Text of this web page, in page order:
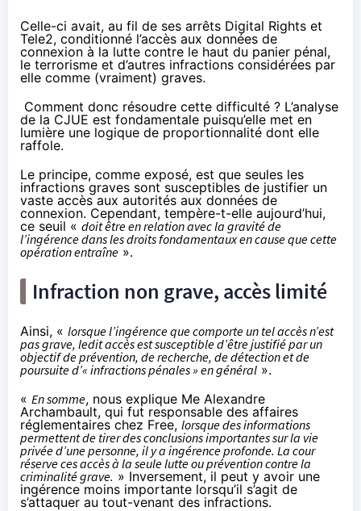
Celle-ci avait, au fil de ses arrêts Digital Rights et
Tele2, conditionné l’accès aux données de
connexion à la lutte contre le haut du panier pénal,
le terrorisme et d’autres infractions considérées par
elle comme (vraiment) graves.
Comment donc résoudre cette difficulté ? L’analyse
de la CJUE est fondamentale puisqu’elle met en
lumière une logique de proportionnalité dont elle
raffole.
Le principe, comme exposé, est que seules les
infractions graves sont susceptibles de justifier un
vaste accès aux autorités aux données de
connexion. Cependant, tempère-t-elle aujourd’hui,
ce seuil « doit être en relation avec la gravité de
l’ingérence dans les droits fondamentaux en cause que cette
opération entraîne ».
Infraction non grave, accès limité
Ainsi, « lorsque l’ingérence que comporte un tel accès n’est
pas grave, ledit accès est susceptible d’être justifié par un
objectif de prévention, de recherche, de détection et de
poursuite d’« infractions pénales » en général ».
« En somme, nous explique Me Alexandre
Archambault, qui fut responsable des affaires
réglementaires chez Free, lorsque des informations
permettent de tirer des conclusions importantes sur la vie
privée d’une personne, il y a ingérence profonde. La cour
réserve ces accès à la seule lutte ou prévention contre la
criminalité grave. » Inversement, il peut y avoir une
ingérence moins importante lorsqu’il s’agit de
s’attaquer au tout-venant des infractions.